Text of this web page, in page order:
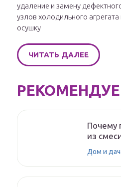
удаление и замену
узлов холодильного
осушку
ЧИТАТЬ ДАЛЕЕ
Почему
из
Дом и